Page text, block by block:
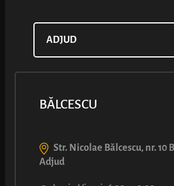
PIAȚA
BĂLCESCU
Str. Nicolae Bălcescu, nr. 10
Adjud